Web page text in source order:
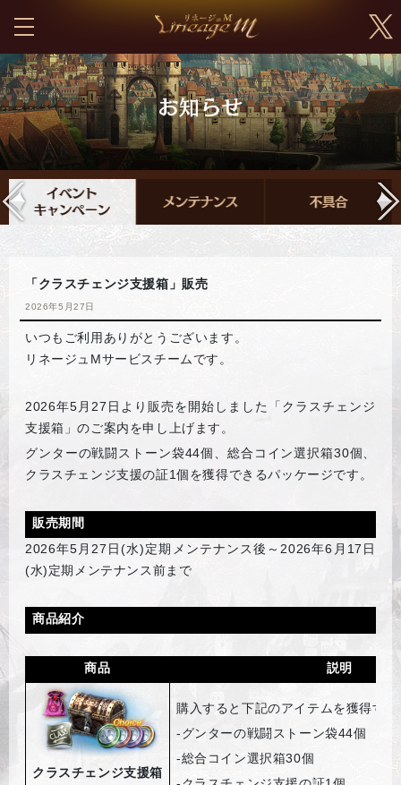
「クラスチェンジ支援箱」販売
2026年5月27日
いつもご利用ありがとうございます。
リネージュMサービスチームです。
2026年5月27日より販売を開始しました「クラスチェンジ
支援箱」のご案内を申し上げます。
グンターの戦闘ストーン袋44個、総合コイン選択箱30個、
クラスチェンジ支援の証1個を獲得できるパッケージです。
販売期間
2026年5月27日(水)定期メンテナンス後～2026年6月17日
(水)定期メンテナンス前まで
商品紹介
商品 説明
クラスチェンジ支援箱
購入すると下記のアイテムを獲得す
-グンターの戦闘ストーン袋44個
-総合コイン選択箱30個